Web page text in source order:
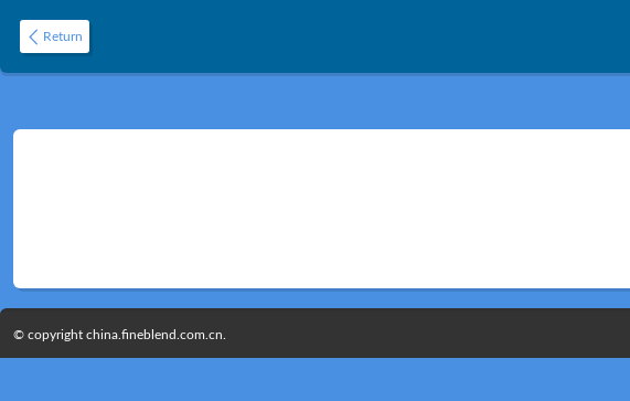
Return
© copyright china.fineblend.com.cn.